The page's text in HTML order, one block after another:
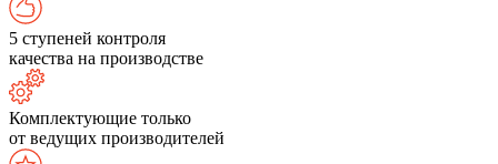
5 ступеней контроля
качества на производстве
Комплектующие только
от ведущих производителей